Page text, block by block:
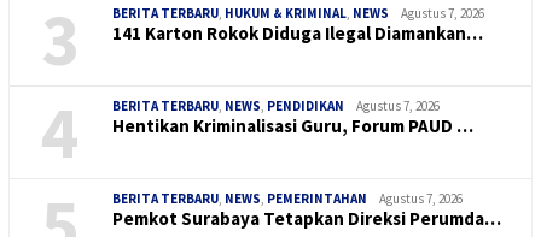
3 BERITA TERBARU, HUKUM & KRIMINAL, NEWS Agustus 7, 2026
141 Karton Rokok Diduga Ilegal Diamankan…
4 BERITA TERBARU, NEWS, PENDIDIKAN Agustus 7, 2026
Hentikan Kriminalisasi Guru, Forum PAUD …
BERITA TERBARU, NEWS, PEMERINTAHAN Agustus 7, 2026
Pemkot Surabaya Tetapkan Direksi Perumda…